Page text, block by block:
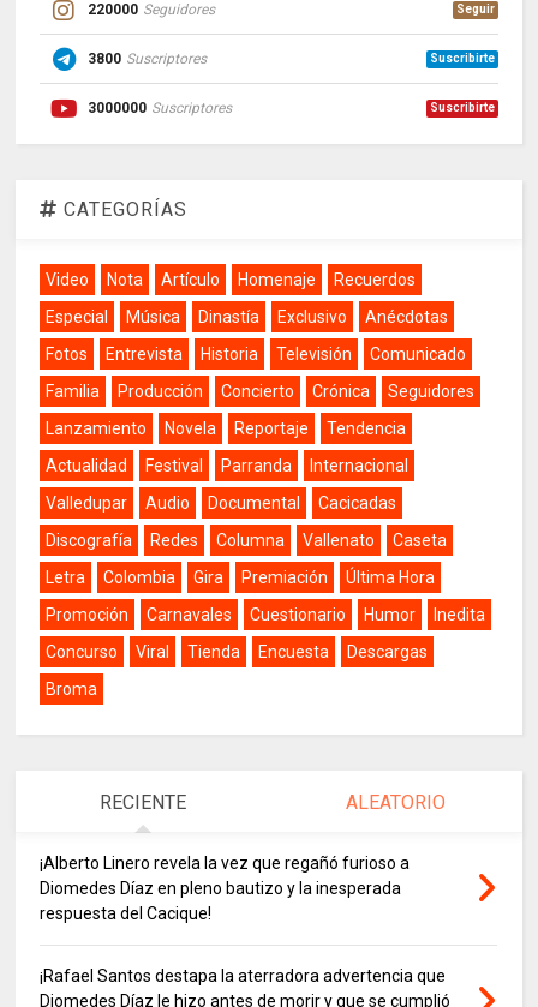
220000 Seguidores Seguir
3800 Suscriptores Suscribirte
3000000 Suscriptores Suscribirte
CATEGORÍAS
Video Nota Artículo Homenaje
Recuerdos
Especial
Música Dinastía Exclusivo
Anécdotas
Fotos
Entrevista Historia Televisión
Comunicado
Familia
Producción Concierto Crónica
Seguidores
Lanzamiento
Novela Reportaje
Tendencia
Actualidad
Festival Parranda
Internacional
Valledupar
Audio Documental
Cacicadas
Discografía
Redes Columna Vallenato
Caseta
Letra
Colombia Gira Premiación
Última Hora
Promoción
Carnavales Cuestionario Humor
Inedita
Concurso
Viral Tienda Encuesta
Descargas
Broma
RECIENTE ALEATORIO
¡Alberto Linero revela la vez que regañó furioso a
Diomedes Díaz en pleno bautizo y la inesperada
respuesta del Cacique!
¡Rafael Santos destapa la aterradora advertencia que
Diomedes Díaz le hizo antes de morir y que se cumplió